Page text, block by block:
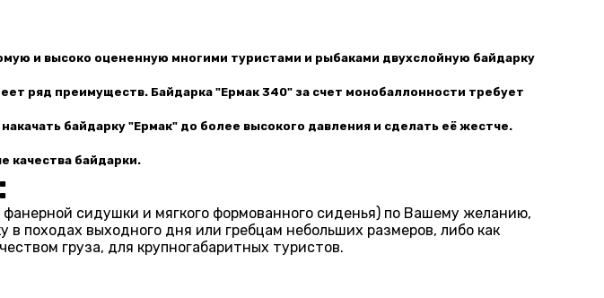
и высоко оцененную многими туристами и рыбаками двухслойную байдарку
ряд преимуществ. Байдарка "Ермак 340" за счет монобаллонности требует
байдарку "Ермак" до более высокого давления и сделать её жестче.
качества байдарки.
сидушки и мягкого формованного сиденья) по Вашему желанию,
в походах выходного дня или гребцам небольших размеров, либо как
груза, для крупногабаритных туристов.